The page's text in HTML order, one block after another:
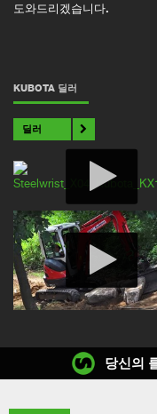
도와드리겠습니다.
KUBOTA 딜러
딜러
당신의